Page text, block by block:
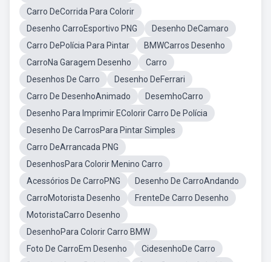
Carro DeCorrida Para Colorir
Desenho CarroEsportivo PNG
Desenho DeCamaro
Carro DePolícia Para Pintar
BMWCarros Desenho
CarroNa Garagem Desenho
Carro
Desenhos De Carro
Desenho DeFerrari
Carro De DesenhoAnimado
DesemhoCarro
Desenho Para Imprimir EColorir Carro De Polícia
Desenho De CarrosPara Pintar Simples
Carro DeArrancada PNG
DesenhosPara Colorir Menino Carro
Acessórios De CarroPNG
Desenho De CarroAndando
CarroMotorista Desenho
FrenteDe Carro Desenho
MotoristaCarro Desenho
DesenhoPara Colorir Carro BMW
Foto De CarroEm Desenho
CidesenhoDe Carro